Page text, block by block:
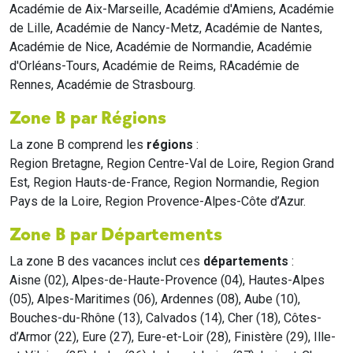
Académie de Aix-Marseille, Académie d'Amiens, Académie
de Lille, Académie de Nancy-Metz, Académie de Nantes,
Académie de Nice, Académie de Normandie, Académie
d'Orléans-Tours, Académie de Reims, RAcadémie de
Rennes, Académie de Strasbourg.
Zone B par Régions
La zone B comprend les régions :
Region Bretagne, Region Centre-Val de Loire, Region Grand
Est, Region Hauts-de-France, Region Normandie, Region
Pays de la Loire, Region Provence-Alpes-Côte d’Azur.
Zone B par Départements
La zone B des vacances inclut ces départements :
Aisne (02), Alpes-de-Haute-Provence (04), Hautes-Alpes
(05), Alpes-Maritimes (06), Ardennes (08), Aube (10),
Bouches-du-Rhône (13), Calvados (14), Cher (18), Côtes-
d’Armor (22), Eure (27), Eure-et-Loir (28), Finistère (29), Ille-